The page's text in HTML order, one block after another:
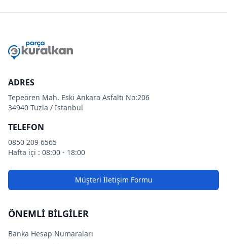
ADRES
Tepeören Mah. Eski Ankara Asfaltı No:206
34940 Tuzla / İstanbul
TELEFON
0850 209 6565
Hafta içi : 08:00 - 18:00
Müşteri İletişim Formu
ÖNEMLİ BİLGİLER
Banka Hesap Numaraları